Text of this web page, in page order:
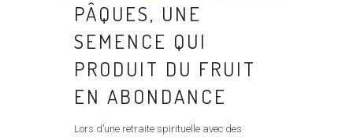
PÂQUES, UNE
SEMENCE QUI
PRODUIT DU FRUIT
EN ABONDANCE
Lors d’une retraite spirituelle avec des